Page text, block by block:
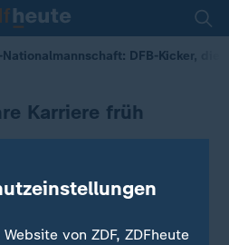
DFB-Kicker, die
Karriere früh
von ZDF, ZDFheute